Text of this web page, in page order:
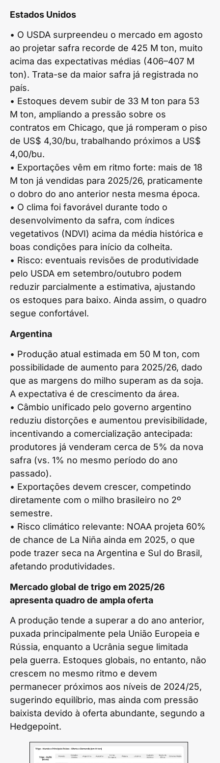
Estados Unidos
• O USDA surpreendeu o mercado em agosto
ao projetar safra recorde de 425 M ton, muito
acima das expectativas médias (406–407 M
ton). Trata-se da maior safra já registrada no
país.
• Estoques devem subir de 33 M ton para 53
M ton, ampliando a pressão sobre os
contratos em Chicago, que já romperam o piso
de US$ 4,30/bu, trabalhando próximos a US$
4,00/bu.
• Exportações vêm em ritmo forte: mais de 18
M ton já vendidas para 2025/26, praticamente
o dobro do ano anterior nesta mesma época.
• O clima foi favorável durante todo o
desenvolvimento da safra, com índices
vegetativos (NDVI) acima da média histórica e
boas condições para início da colheita.
• Risco: eventuais revisões de produtividade
pelo USDA em setembro/outubro podem
reduzir parcialmente a estimativa, ajustando
os estoques para baixo. Ainda assim, o quadro
segue confortável.
Argentina
• Produção atual estimada em 50 M ton, com
possibilidade de aumento para 2025/26, dado
que as margens do milho superam as da soja.
A expectativa é de crescimento da área.
• Câmbio unificado pelo governo argentino
reduziu distorções e aumentou previsibilidade,
incentivando a comercialização antecipada:
produtores já venderam cerca de 5% da nova
safra (vs. 1% no mesmo período do ano
passado).
• Exportações devem crescer, competindo
diretamente com o milho brasileiro no 2º
semestre.
• Risco climático relevante: NOAA projeta 60%
de chance de La Niña ainda em 2025, o que
pode trazer seca na Argentina e Sul do Brasil,
afetando produtividades.
Mercado global de trigo em 2025/26
apresenta quadro de ampla oferta
A produção tende a superar a do ano anterior,
puxada principalmente pela União Europeia e
Rússia, enquanto a Ucrânia segue limitada
pela guerra. Estoques globais, no entanto, não
crescem no mesmo ritmo e devem
permanecer próximos aos níveis de 2024/25,
sugerindo equilíbrio, mas ainda com pressão
baixista devido à oferta abundante, segundo a
Hedgepoint.